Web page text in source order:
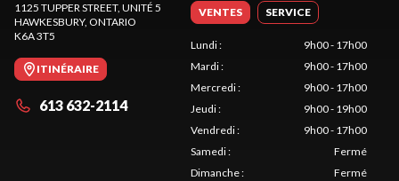
1125 TUPPER STREET, UNITÉ 5
HAWKESBURY, ONTARIO
K6A 3T5
ITINÉRAIRE
613 632-2114
VENTES SERVICE
Lundi:
9h00 - 17h00
Mardi:
9h00 - 17h00
Mercredi:
9h00 - 17h00
Jeudi:
9h00 - 19h00
Vendredi:
9h00 - 17h00
Samedi:
Fermé
Dimanche: Fermé